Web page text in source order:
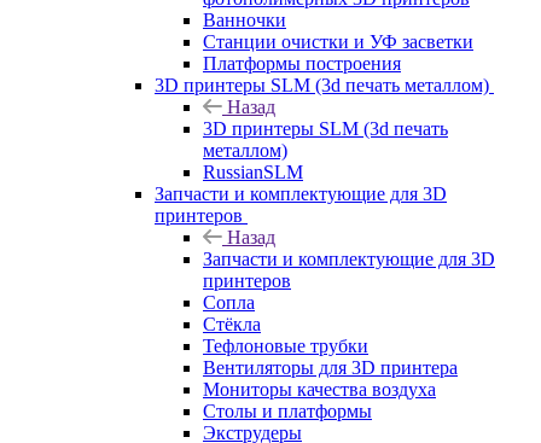
Ванночки
Станции очистки и УФ засветки
Платформы построения
3D принтеры SLM (3d печать металлом)
Назад
3D принтеры SLM (3d печать
металлом)
RussianSLM
Запчасти и комплектующие для 3D
принтеров
Назад
Запчасти и комплектующие для 3D
принтеров
Сопла
Cтёкла
Тефлоновые трубки
Вентиляторы для 3D принтера
Мониторы качества воздуха
Столы и платформы
Экструдеры